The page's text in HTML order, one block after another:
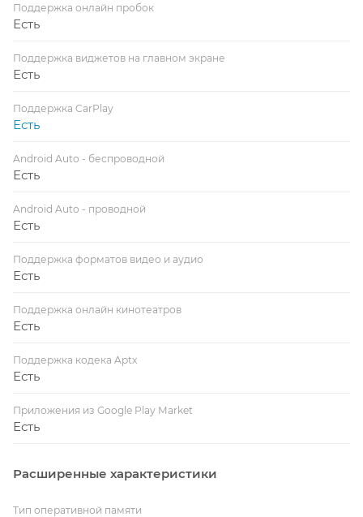
Поддержка онлайн пробок
Есть
Поддержка виджетов на главном экране
Есть
Поддержка CarPlay
Есть
Android Auto - беспроводной
Есть
Android Auto - проводной
Есть
Поддержка форматов видео и аудио
Есть
Поддержка онлайн кинотеатров
Есть
Поддержка кодека Aptx
Есть
Приложения из Google Play Market
Есть
Расширенные характеристики
Тип оперативной памяти